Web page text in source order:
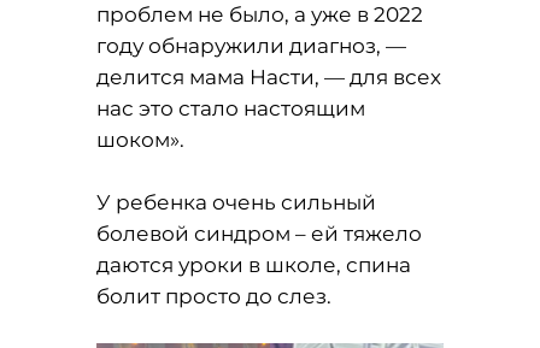
проблем не было, а уже в 2022
году обнаружили диагноз, —
делится мама Насти, — для всех
нас это стало настоящим
шоком».
У ребенка очень сильный
болевой синдром – ей тяжело
даются уроки в школе, спина
болит просто до слез.